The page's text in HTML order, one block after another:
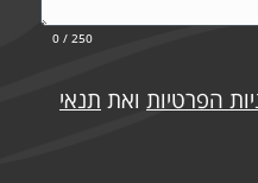
0 / 250
הפרטיות ואת תנאי